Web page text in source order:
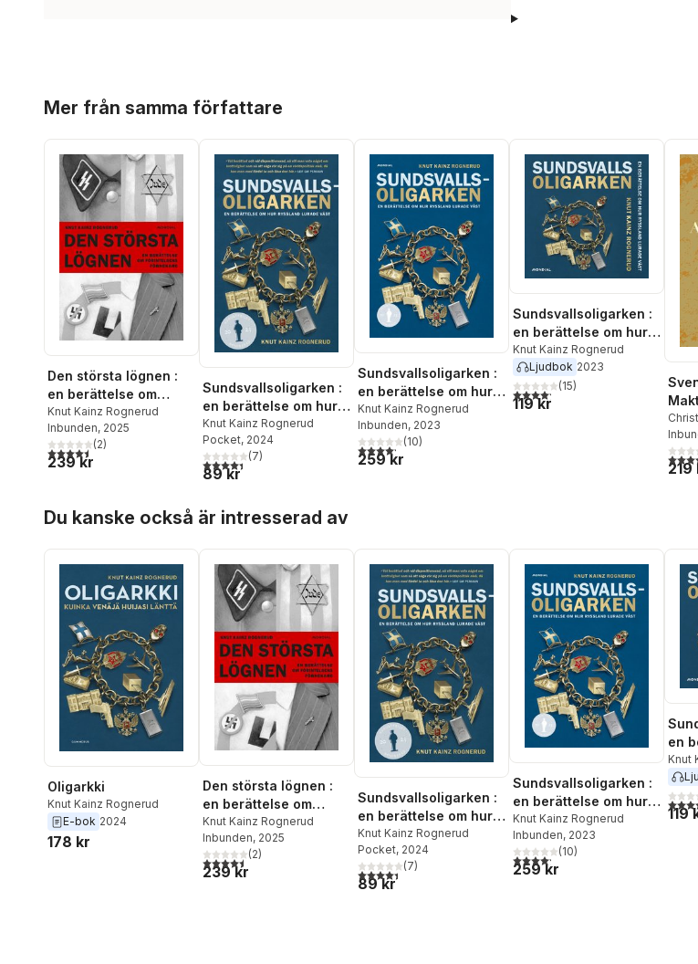
Mer från samma författare
Den största lögnen :
en berättelse om
Förintelsens
förnekare
Knut Kainz Rognerud
Inbunden, 2025
4,5utav 5 stjärnor. Totalt antal röster:
(2)
239 kr
Sundsvallsoligarken :
en berättelse om hur
Ryssland lurade väst
Knut Kainz Rognerud
Pocket, 2024
4,4utav 5 stjärnor. Totalt antal röster:
(7)
89 kr
Sundsvallsoligarken :
en berättelse om hur
Ryssland lurade väst
Knut Kainz Rognerud
Inbunden, 2023
4,2utav 5 stjärnor. Totalt antal röster:
(10)
259 kr
Sundsvallsoligarken :
en berättelse om hur
Ryssland lurade väst
Knut Kainz Rognerud
Ljudbok 2023
4,2utav 5 stjärnor. Totalt antal
(15)
119 kr
och
3,5
219
Du kanske också är intresserad av
Oligarkki
Knut Kainz Rognerud
E-bok 2024
178 kr
Den största lögnen :
en berättelse om
Förintelsens
förnekare
Knut Kainz Rognerud
Inbunden, 2025
4,5utav 5 stjärnor. Totalt antal röster:
(2)
239 kr
Sundsvallsoligarken :
en berättelse om hur
Ryssland lurade väst
Knut Kainz Rognerud
Pocket, 2024
4,4utav 5 stjärnor. Totalt antal röster:
(7)
89 kr
Sundsvallsoligarken :
en berättelse om hur
Ryssland lurade väst
Knut Kainz Rognerud
Inbunden, 2023
4,2utav 5 stjärnor. Totalt antal
(10)
259 kr
en
Knut
4,2
119